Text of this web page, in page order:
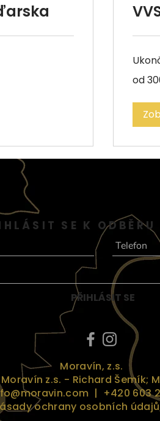
300
od
SE K ODBĚRU
PŘIHLÁSIT SE
Moravín, z.s.
z.s. - Richard Šemík;
| +420 603
ochrany osobních údajů